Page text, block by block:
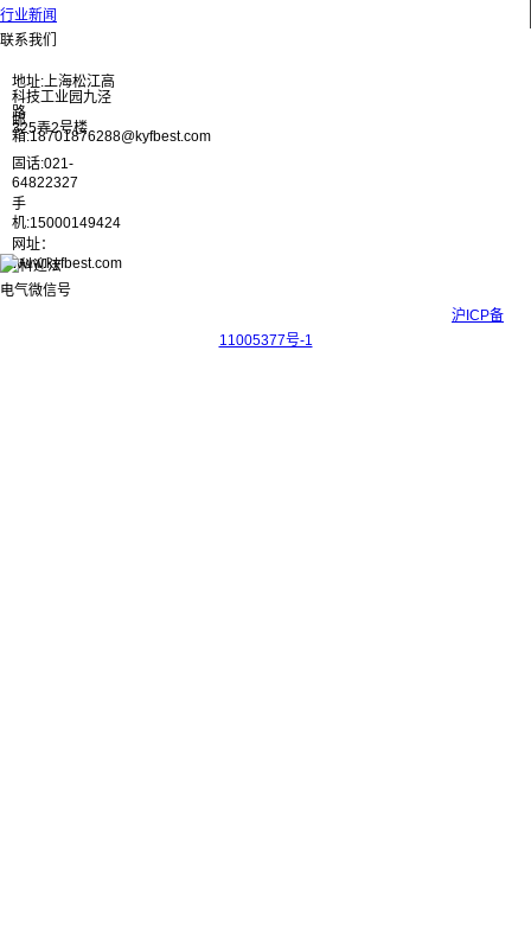
行业新闻
联系我们
地址:上海松江高
科技工业园九泾
路
325弄2号楼
邮
箱:18701876288@kyfbest.com
固话:021-
64822327
手
机:15000149424
网址：
www.kyfbest.com
沪ICP备
11005377号-1